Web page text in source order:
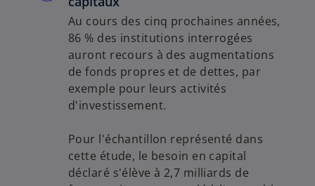
Au cours des cinq prochaines années,
86 % des institutions interrogées
auront recours à des augmentations
de fonds propres et de dettes, par
exemple pour leurs activités
d'investissement.
Pour l'échantillon représenté dans
cette étude, le besoin en capital
déclaré s'élève à 2,7 milliards de